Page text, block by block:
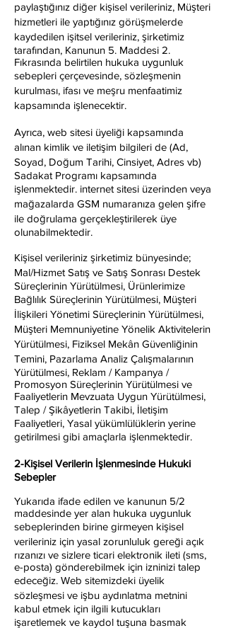
paylaştığınız diğer kişisel verileriniz, Müşteri
hizmetleri ile yaptığınız görüşmelerde
kaydedilen işitsel verileriniz, şirketimiz
tarafından, Kanunun 5. Maddesi 2.
Fıkrasında belirtilen hukuka uygunluk
sebepleri çerçevesinde, sözleşmenin
kurulması, ifası ve meşru menfaatimiz
kapsamında işlenecektir.
Ayrıca, web sitesi üyeliği kapsamında
alınan kimlik ve iletişim bilgileri de (Ad,
Soyad, Doğum Tarihi, Cinsiyet, Adres vb)
Sadakat Programı kapsamında
işlenmektedir. internet sitesi üzerinden veya
mağazalarda GSM numaranıza gelen şifre
ile doğrulama gerçekleştirilerek üye
olunabilmektedir.
Kişisel verileriniz şirketimiz bünyesinde;
Mal/Hizmet Satış ve Satış Sonrası Destek
Süreçlerinin Yürütülmesi, Ürünlerimize
Bağlılık Süreçlerinin Yürütülmesi, Müşteri
İlişkileri Yönetimi Süreçlerinin Yürütülmesi,
Müşteri Memnuniyetine Yönelik Aktivitelerin
Yürütülmesi, Fiziksel Mekân Güvenliğinin
Temini, Pazarlama Analiz Çalışmalarının
Yürütülmesi, Reklam / Kampanya /
Promosyon Süreçlerinin Yürütülmesi ve
Faaliyetlerin Mevzuata Uygun Yürütülmesi,
Talep / Şikâyetlerin Takibi, İletişim
Faaliyetleri, Yasal yükümlülüklerin yerine
getirilmesi gibi amaçlarla işlenmektedir.
2-Kişisel Verilerin İşlenmesinde Hukuki
Sebepler
Yukarıda ifade edilen ve kanunun 5/2
maddesinde yer alan hukuka uygunluk
sebeplerinden birine girmeyen kişisel
verileriniz için yasal zorunluluk gereği açık
rızanızı ve sizlere ticari elektronik ileti (sms,
e-posta) gönderebilmek için izninizi talep
edeceğiz. Web sitemizdeki üyelik
sözleşmesi ve işbu aydınlatma metnini
kabul etmek için ilgili kutucukları
işaretlemek ve kaydol tuşuna basmak